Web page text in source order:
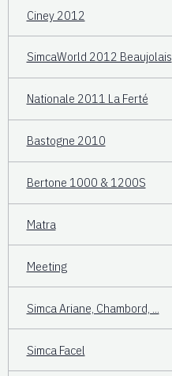
Ciney 2012
SimcaWorld 2012 Beaujolais
Nationale 2011 La Ferté
Bastogne 2010
Bertone 1000 & 1200S
Matra
Meeting
Simca Ariane, Chambord, ...
Simca Facel